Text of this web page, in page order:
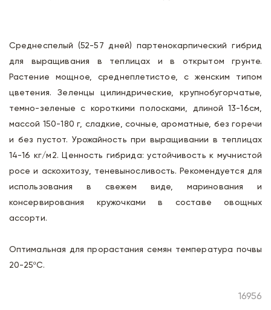
Среднеспелый (52-57 дней) партенокарпический гибрид
для выращивания в теплицах и в открытом грунте.
Растение мощное, среднеплетистое, с женским типом
цветения. Зеленцы цилиндрические, крупнобугорчатые,
темно-зеленые с короткими полосками, длиной 13-16см,
массой 150-180 г, сладкие, сочные, ароматные, без горечи
и без пустот. Урожайность при выращивании в теплицах
14-16 кг/м2. Ценность гибрида: устойчивость к мучнистой
росе и аскохитозу, теневыносливость. Рекомендуется для
использования в свежем виде, маринования и
консервирования кружочками в составе овощных
ассорти.
Оптимальная для прорастания семян температура почвы
20-25ºС.
16956